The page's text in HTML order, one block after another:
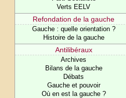
Verts EELV
Refondation de la gauche
Gauche : quelle orientation ?
Histoire de la gauche
Antilibéraux
Archives
Bilans de la gauche
Débats
Gauche et pouvoir
Où en est la gauche ?